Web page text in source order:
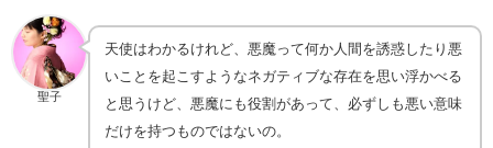
聖子
天使はわかるけれど、悪魔って何か人間を誘惑したり悪
いことを起こすようなネガティブな存在を思い浮かべる
と思うけど、悪魔にも役割があって、必ずしも悪い意味
だけを持つものではないの。